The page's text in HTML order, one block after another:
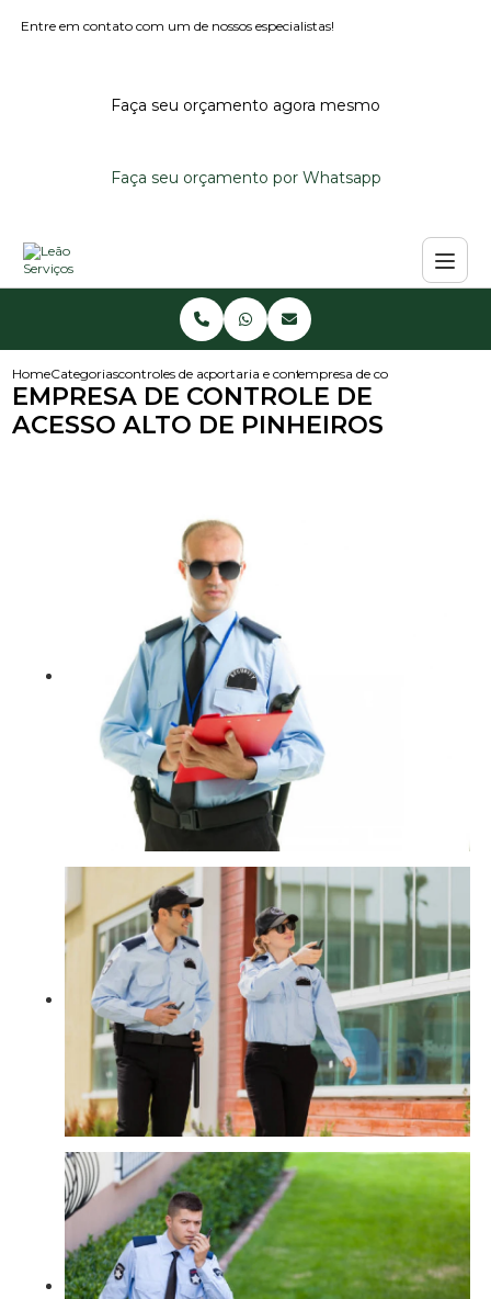
Entre em contato com um de nossos especialistas!
Faça seu orçamento agora mesmo
Faça seu orçamento por Whatsapp
HomeCategoriascontroles de acessoportaria e controle de acesso
empresa de controle de
EMPRESA DE CONTROLE DE
ACESSO ALTO DE PINHEIROS